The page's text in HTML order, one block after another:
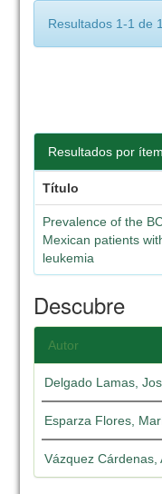
Resultados 1-1 de 1.
Resultados por
Título
Prevalence of the
Mexican patients
leukemia
Descubre
Autor
Delgado Lamas,
Esparza Flores,
Vázquez Cárdenas,